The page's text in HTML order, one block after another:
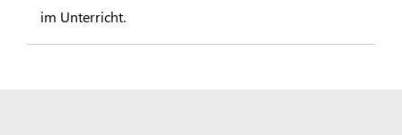
im Unterricht.